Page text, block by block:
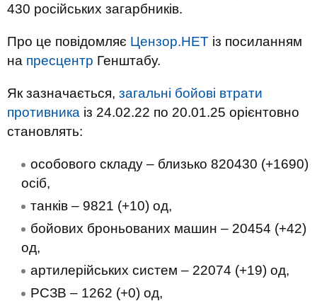
430 російських загарбників.
Про це повідомляє Цензор.НЕТ із посиланням
на пресцентр Генштабу.
Як зазначається, загальні бойові втрати
противника із 24.02.22 по 20.01.25 орієнтовно
становлять:
особового складу ‒ близько 820430 (+1690)
осіб,
танків ‒ 9821 (+10) од,
бойових броньованих машин ‒ 20454 (+42)
од,
артилерійських систем – 22074 (+19) од,
РСЗВ – 1262 (+0) од,